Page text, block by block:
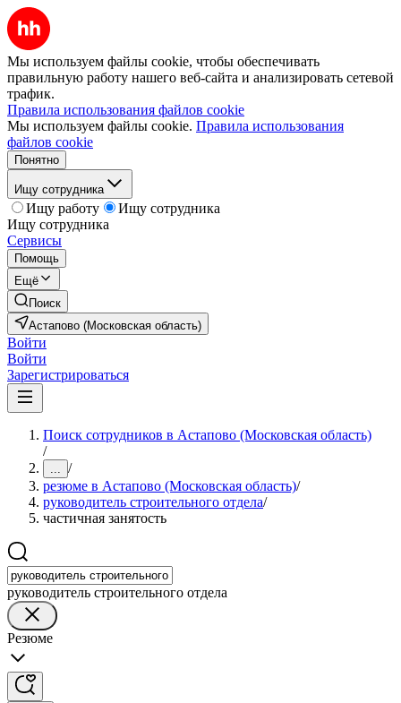
Мы используем файлы cookie, чтобы обеспечивать
правильную работу нашего веб-сайта и анализировать сетевой
трафик.
Правила использования файлов cookie
Мы используем файлы cookie. Правила использования
файлов cookie
Понятно
Ищу сотрудника
Ищу работу
Ищу сотрудника
Ищу сотрудника
Сервисы
Помощь
Ещё
Поиск
Астапово (Московская область)
Войти
Войти
Зарегистрироваться
Поиск сотрудников в Астапово (Московская область)
/
... /
резюме в Астапово (Московская область)/
руководитель строительного отдела/
частичная занятость
руководитель строительного отдела
Резюме